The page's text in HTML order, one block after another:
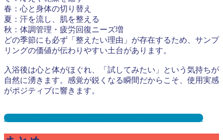
春：心と身体の切り替え
夏：汗を流し、肌を整える
秋：体調管理・疲労回復ニーズ増
どの季節にも必ず「整えたい理由」が存在するため、サンプ
リングの価値が伝わりやすい土台があります。
入浴後は心と体がほぐれ、「試してみたい」という気持ちが
自然に湧きます。感覚が鋭くなる瞬間だからこそ、使用実感
がポジティブに響きます。
温浴施設サンプリングとは？メリット３選と事例を紹介